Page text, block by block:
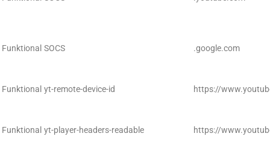
Funktional SOCS .google.com
Funktional yt-remote-device-id https://
Funktional yt-player-headers-readable https://